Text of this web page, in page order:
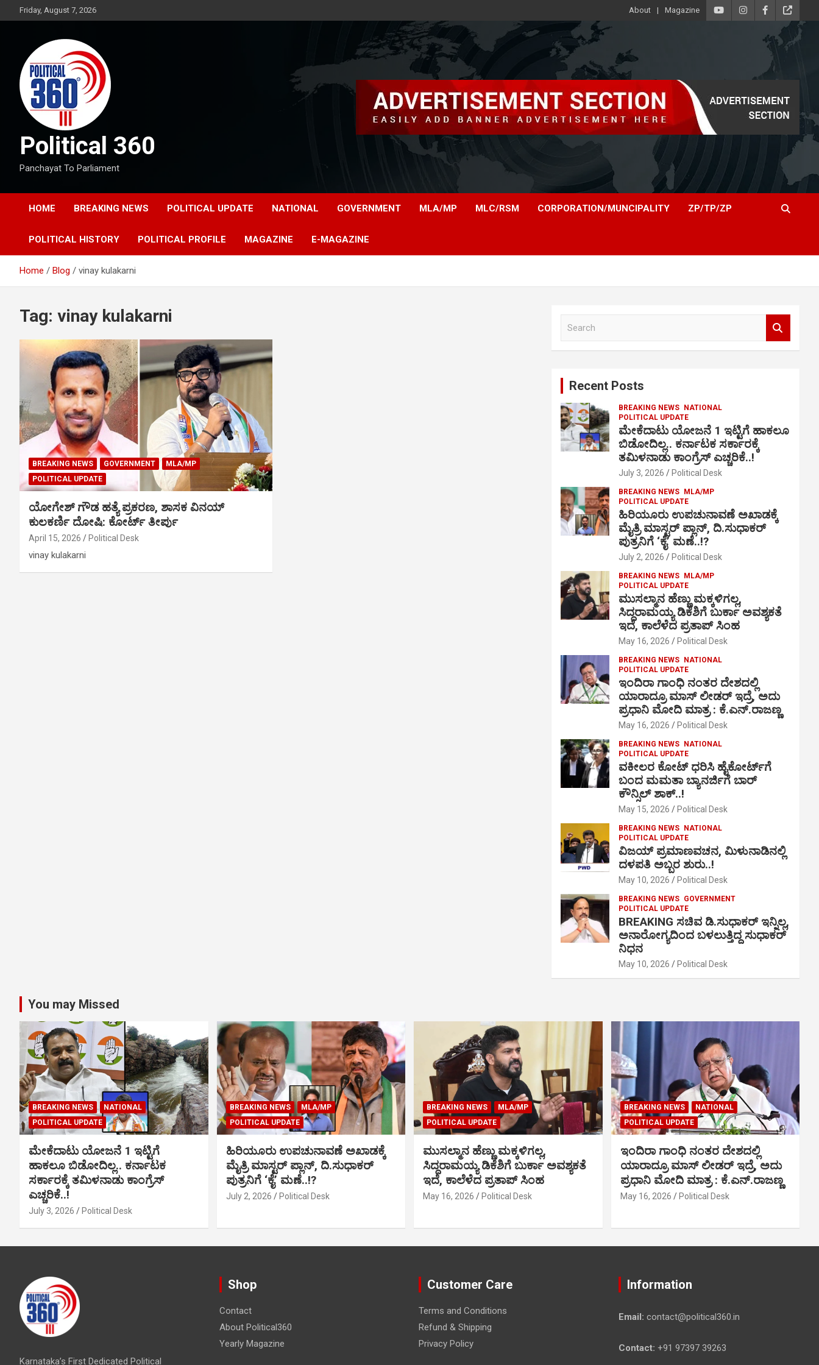
to
Friday, August 7, 2026 About Magazine
Political 360
Panchayat To Parliament
HOME BREAKING NEWS POLITICAL UPDATE NATIONAL GOVERNMENT MLA/MP MLC/RSM CORPORATION/MUNCIPALITY ZP/TP/ZP
POLITICAL HISTORY POLITICAL PROFILE MAGAZINE E-MAGAZINE
Home Blog vinay kulakarni
Tag: vinay kulakarni
BREAKING NEWS GOVERNMENT
MLA/MP
POLITICAL UPDATE
ಯೋಗೇಶ್ ಗೌಡ ಹತ್ಯೆ ಪ್ರಕರಣ, ಶಾಸಕ ವಿನಯ್
ಕುಲಕರ್ಣಿ ದೋಷಿ: ಕೋರ್ಟ್ ತೀರ್ಪು
April 15, 2026 Political Desk
vinay kulakarni
Recent Posts
BREAKING NEWS
NATIONAL
POLITICAL UPDATE
ಮೇಕೆದಾಟು ಯೋಜನೆ 1 ಇಟ್ಟಿಗೆ ಹಾಕಲೂ
ಬಿಡೋದಿಲ್ಲ.. ಕರ್ನಾಟಕ ಸರ್ಕಾರಕ್ಕೆ
ತಮಿಳನಾಡು ಕಾಂಗ್ರೆಸ್ ಎಚ್ಚರಿಕೆ..!
July 3, 2026 Political Desk
BREAKING NEWS
MLA/MP
POLITICAL UPDATE
ಹಿರಿಯೂರು ಉಪಚುನಾವಣೆ ಅಖಾಡಕ್ಕೆ
ಮೈತ್ರಿ ಮಾಸ್ಟರ್ ಪ್ಲಾನ್, ದಿ.ಸುಧಾಕರ್
ಪುತ್ರನಿಗೆ ‘ಕೈ’ ಮಣೆ..!?
July 2, 2026 Political Desk
BREAKING NEWS
MLA/MP
POLITICAL UPDATE
ಮುಸಲ್ಮಾನ ಹೆಣ್ಣು ಮಕ್ಕಳಿಗಲ್ಲ,
ಸಿದ್ದರಾಮಯ್ಯ ಡಿಕೆಶಿಗೆ ಬುರ್ಕಾ ಅವಶ್ಯಕತೆ
ಇದೆ, ಕಾಲೆಳೆದ ಪ್ರತಾಪ್ ಸಿಂಹ
May 16, 2026 Political Desk
BREAKING NEWS
NATIONAL
POLITICAL UPDATE
ಇಂದಿರಾ ಗಾಂಧಿ ನಂತರ ದೇಶದಲ್ಲಿ
ಯಾರಾದ್ರೂ ಮಾಸ್ ಲೀಡರ್ ಇದ್ರೆ, ಅದು
ಪ್ರಧಾನಿ ಮೋದಿ ಮಾತ್ರ : ಕೆ.ಎನ್.ರಾಜಣ್ಣ
May 16, 2026 Political Desk
BREAKING NEWS
NATIONAL
POLITICAL UPDATE
ವಕೀಲರ ಕೋಟ್ ಧರಿಸಿ ಹೈಕೋರ್ಟ್​ಗೆ
ಬಂದ ಮಮತಾ ಬ್ಯಾನರ್ಜಿಗೆ ಬಾರ್
ಕೌನ್ಸಿಲ್ ಶಾಕ್..!
May 15, 2026 Political Desk
BREAKING NEWS
NATIONAL
POLITICAL UPDATE
ವಿಜಯ್ ಪ್ರಮಾಣವಚನ, ಮಿಳುನಾಡಿನಲ್ಲಿ
ದಳಪತಿ ಅಬ್ಬರ ಶುರು..!
May 10, 2026 Political Desk
BREAKING NEWS GOVERNMENT
POLITICAL UPDATE
BREAKING ಸಚಿವ ಡಿ.ಸುಧಾಕರ್ ಇನ್ನಿಲ್ಲ,
ಅನಾರೋಗ್ಯದಿಂದ ಬಳಲುತ್ತಿದ್ದ ಸುಧಾಕರ್
ನಿಧನ
May 10, 2026 Political Desk
You may Missed
BREAKING NEWS
NATIONAL
POLITICAL UPDATE
ಮೇಕೆದಾಟು ಯೋಜನೆ 1 ಇಟ್ಟಿಗೆ
ಹಾಕಲೂ ಬಿಡೋದಿಲ್ಲ.. ಕರ್ನಾಟಕ
ಸರ್ಕಾರಕ್ಕೆ ತಮಿಳನಾಡು ಕಾಂಗ್ರೆಸ್
ಎಚ್ಚರಿಕೆ..!
July 3, 2026 Political Desk
BREAKING NEWS
MLA/MP
POLITICAL UPDATE
ಹಿರಿಯೂರು ಉಪಚುನಾವಣೆ ಅಖಾಡಕ್ಕೆ
ಮೈತ್ರಿ ಮಾಸ್ಟರ್ ಪ್ಲಾನ್, ದಿ.ಸುಧಾಕರ್
ಪುತ್ರನಿಗೆ ‘ಕೈ’ ಮಣೆ..!?
July 2, 2026 Political Desk
BREAKING NEWS
MLA/MP
POLITICAL UPDATE
ಮುಸಲ್ಮಾನ ಹೆಣ್ಣು ಮಕ್ಕಳಿಗಲ್ಲ,
ಸಿದ್ದರಾಮಯ್ಯ ಡಿಕೆಶಿಗೆ ಬುರ್ಕಾ ಅವಶ್ಯಕತೆ
ಇದೆ, ಕಾಲೆಳೆದ ಪ್ರತಾಪ್ ಸಿಂಹ
May 16, 2026 Political Desk
BREAKING NEWS
NATIONAL
POLITICAL UPDATE
ಇಂದಿರಾ ಗಾಂಧಿ ನಂತರ ದೇಶದಲ್ಲಿ
ಯಾರಾದ್ರೂ ಮಾಸ್ ಲೀಡರ್ ಇದ್ರೆ, ಅದು
ಪ್ರಧಾನಿ ಮೋದಿ ಮಾತ್ರ : ಕೆ.ಎನ್.ರಾಜಣ್ಣ
May 16, 2026 Political Desk
Karnataka’s First Dedicated Political
Shop
Contact
About Political360
Yearly Magazine
Customer Care
Terms and Conditions
Refund & Shipping
Privacy Policy
Information
Email: contact@political360.in
Contact: +91 97397 39263